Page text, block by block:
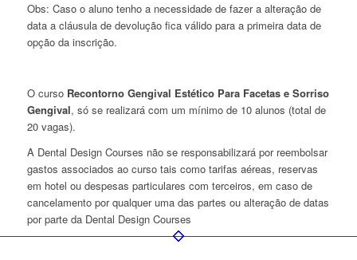
Obs: Caso o aluno tenho a necessidade de fazer a alteração de
data a cláusula de devolução fica válido para a primeira data de
opção da inscrição.
O curso Recontorno Gengival Estético Para Facetas e Sorriso
Gengival, só se realizará com um mínimo de 10 alunos (total de
20 vagas).
A Dental Design Courses não se responsabilizará por reembolsar
gastos associados ao curso tais como tarifas aéreas, reservas
em hotel ou despesas particulares com terceiros, em caso de
cancelamento por qualquer uma das partes ou alteração de datas
por parte da Dental Design Courses